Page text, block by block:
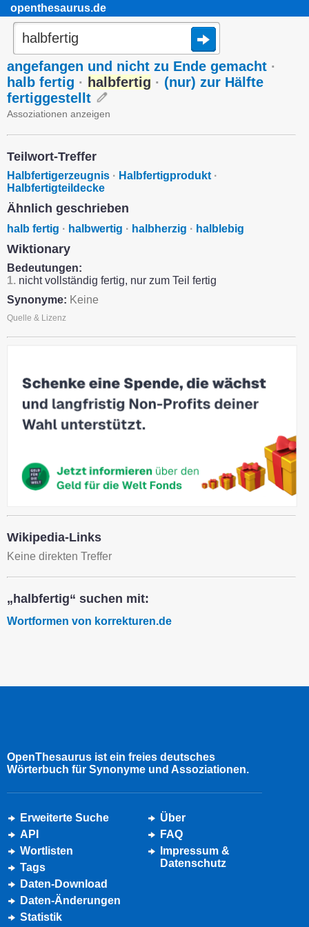
openthesaurus.de
angefangen und nicht zu Ende gemacht ·
halb fertig · halbfertig · (nur) zur Hälfte
fertiggestellt
Assoziationen anzeigen
Teilwort-Treffer
Halbfertigerzeugnis · Halbfertigprodukt ·
Halbfertigteildecke
Ähnlich geschrieben
halb fertig · halbwertig · halbherzig · halblebig
Wiktionary
Bedeutungen:
1. nicht vollständig fertig, nur zum Teil fertig
Synonyme: Keine
Quelle & Lizenz
Wikipedia-Links
Keine direkten Treffer
„halbfertig“ suchen mit:
Wortformen von korrekturen.de
OpenThesaurus ist ein freies deutsches
Wörterbuch für Synonyme und Assoziationen.
Erweiterte Suche
API
Wortlisten
Tags
Daten-Download
Daten-Änderungen
Statistik
Über
FAQ
Impressum &
Datenschutz